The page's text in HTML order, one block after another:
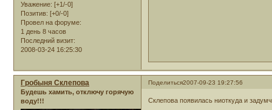
Уважение: [+1/-0]
Позитив: [+0/-0]
Провел на форуме:
1 день 8 часов
Последний визит:
2008-03-24 16:25:30
Поделиться2007-09-23 19:27:56
Гробыня Склепова
Будешь хамить, отключу горячую
воду!!!
Склепова появилась ниоткуда и